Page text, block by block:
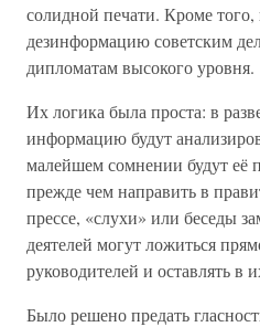
солидной печати. Кроме
дезинформацию советским
дипломатам высокого уровня.
Их логика была проста: в
информацию будут
малейшем сомнении будут её
прежде чем направить в
прессе, «слухи» или беседы
деятелей могут ложиться
руководителей и оставлять в
Было решено предать